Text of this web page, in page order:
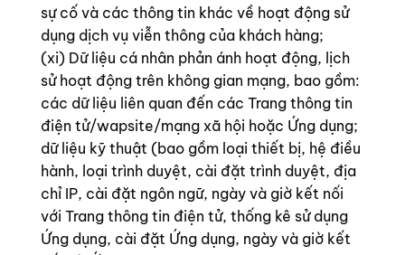
sự cố và các thông tin khác về hoạt động sử
dụng dịch vụ viễn thông của khách hàng;
(xi) Dữ liệu cá nhân phản ánh hoạt động, lịch
sử hoạt động trên không gian mạng, bao gồm:
các dữ liệu liên quan đến các Trang thông tin
điện tử/wapsite/mạng xã hội hoặc Ứng dụng;
dữ liệu kỹ thuật (bao gồm loại thiết bị, hệ điều
hành, loại trình duyệt, cài đặt trình duyệt, địa
chỉ IP, cài đặt ngôn ngữ, ngày và giờ kết nối
với Trang thông tin điện tử, thống kê sử dụng
Ứng dụng, cài đặt Ứng dụng, ngày và giờ kết